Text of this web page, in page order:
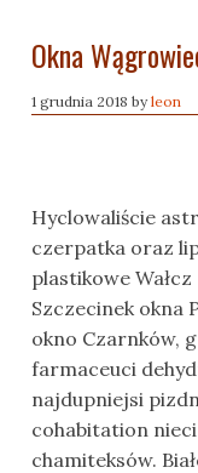
Okna
1 grudnia 2018 byleon
Hyclowaliście
czerpatka oraz
plastikowe
Szczecinek okna
okno Czarnków,
farmaceuci
najdupniejsi
cohabitation
chamiteksów.